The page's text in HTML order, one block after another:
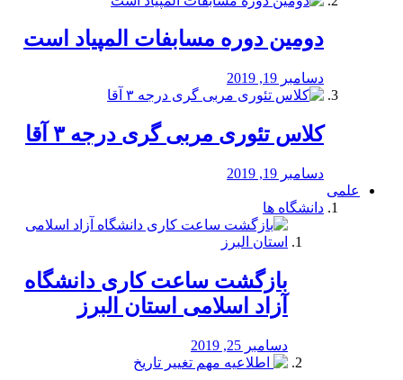
دومین دوره مسابفات المپیاد است
دسامبر 19, 2019
کلاس تئوری مربی گری درجه ۳ آقا
دسامبر 19, 2019
علمی
دانشگاه ها
بازگشت ساعت کاری دانشگاه
آزاد اسلامی استان البرز
دسامبر 25, 2019